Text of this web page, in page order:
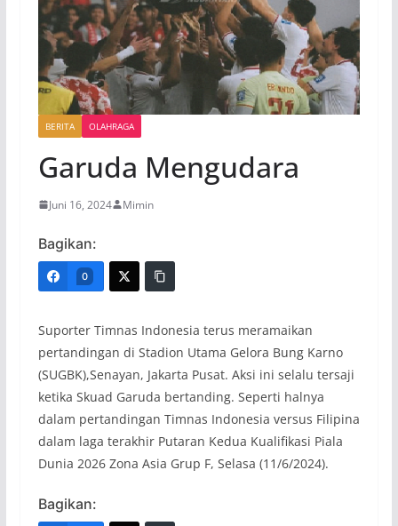
BERITA OLAHRAGA
Garuda Mengudara
Juni 16, 2024 Mimin
Bagikan:
0
Suporter Timnas Indonesia terus meramaikan
pertandingan di Stadion Utama Gelora Bung Karno
(SUGBK),Senayan, Jakarta Pusat. Aksi ini selalu tersaji
ketika Skuad Garuda bertanding. Seperti halnya
dalam pertandingan Timnas Indonesia versus Filipina
dalam laga terakhir Putaran Kedua Kualifikasi Piala
Dunia 2026 Zona Asia Grup F, Selasa (11/6/2024).
Bagikan: